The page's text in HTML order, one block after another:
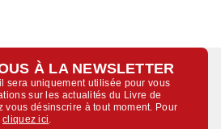
À LA NEWSLETTER
sera uniquement utilisée pour vous
sur les actualités du Livre de
vous désinscrire à tout moment. Pour
cliquez ici